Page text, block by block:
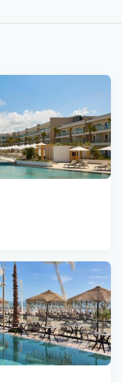
do list toe te
beleven in
maar komen!